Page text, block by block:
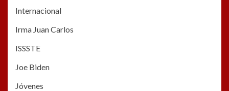
Internacional
Irma Juan Carlos
ISSSTE
Joe Biden
Jóvenes